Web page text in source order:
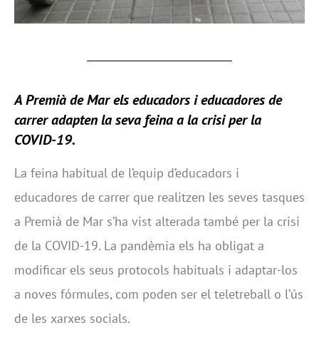
A Premià de Mar els educadors i educadores de
carrer adapten la seva feina a la crisi per la
COVID-19.
La feina habitual de l’equip d’educadors i
educadores de carrer que realitzen les seves tasques
a Premià de Mar s’ha vist alterada també per la crisi
de la COVID-19. La pandèmia els ha obligat a
modificar els seus protocols habituals i adaptar-los
a noves fórmules, com poden ser el teletreball o l’ús
de les xarxes socials.